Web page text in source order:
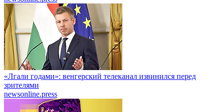
«Лгали годами»: венгерский телеканал извинился перед
зрителями
newsonline.press